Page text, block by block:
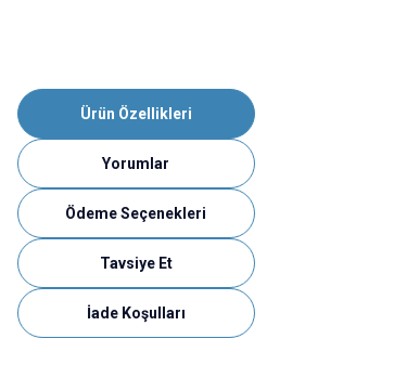
Ürün Özellikleri
Yorumlar
Ödeme Seçenekleri
Tavsiye Et
İade Koşulları